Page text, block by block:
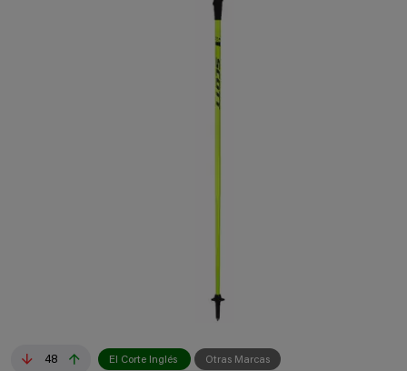
48 El Corte Inglés Otras Marcas